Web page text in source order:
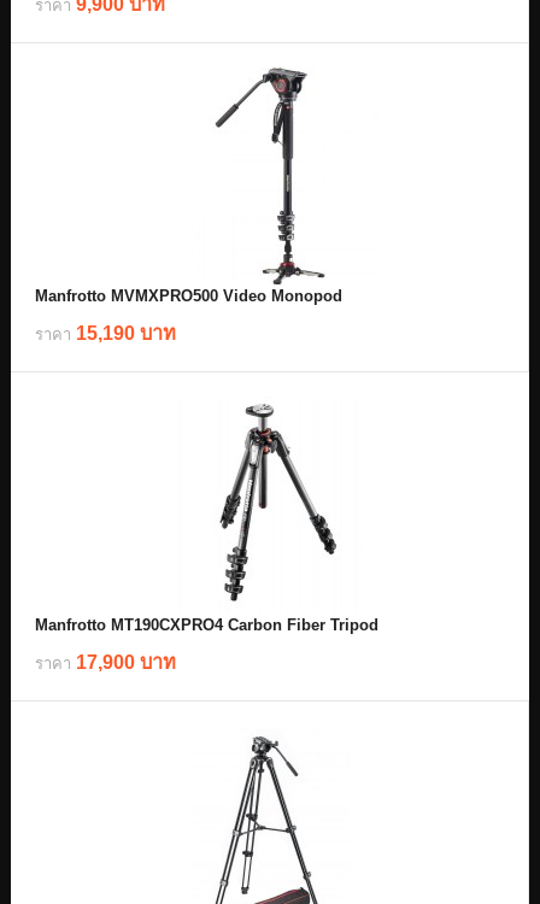
ราคา
Manfrotto MVMXPRO500 Video Monopod
ราคา 15,190 บาท
Manfrotto MT190CXPRO4 Carbon Fiber Tripod
ราคา 17,900 บาท